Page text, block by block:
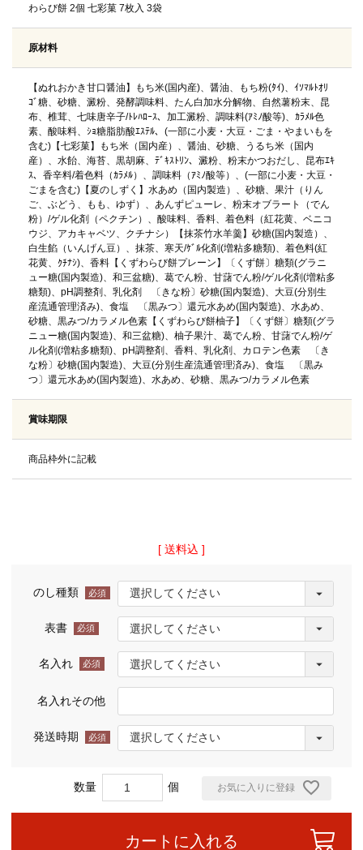
わらび餅 2個 七彩菓 7枚入 3袋
原材料
【ぬれおかき甘口醤油】もち米(国内産)、醤油、もち粉(ﾀｲ)、ｲｿﾏﾙﾄｵﾘ
ｺﾞ糖、砂糖、澱粉、発酵調味料、たん白加水分解物、自然薯粉末、昆
布、椎茸、七味唐辛子/ﾄﾚﾊﾛｰｽ、加工澱粉、調味料(ｱﾐﾉ酸等)、ｶﾗﾒﾙ色
素、酸味料、ｼｮ糖脂肪酸ｴｽﾃﾙ、(一部に小麦・大豆・ごま・やまいもを
含む)【七彩菓】もち米（国内産）、醤油、砂糖、うるち米（国内
産）、水飴、海苔、黒胡麻、ﾃﾞｷｽﾄﾘﾝ、澱粉、粉末かつおだし、昆布ｴｷ
ｽ、香辛料/着色料（ｶﾗﾒﾙ）、調味料（ｱﾐﾉ酸等）、(一部に小麦・大豆・
ごまを含む)【夏のしずく】水あめ（国内製造）、砂糖、果汁（りん
ご、ぶどう、もも、ゆず）、あんずピューレ、粉末オブラート（でん
粉）/ゲル化剤（ペクチン）、酸味料、香料、着色料（紅花黄、ベニコ
ウジ、アカキャベツ、クチナシ）【抹茶竹水羊羹】砂糖(国内製造）、
白生餡（いんげん豆）、抹茶、寒天/ｹﾞﾙ化剤(増粘多糖類)、着色料(紅
花黄、ｸﾁﾅｼ)、香料【くずわらび餅プレーン】〔くず餅〕糖類(グラニ
ュー糖(国内製造)、和三盆糖)、葛でん粉、甘藷でん粉/ゲル化剤(増粘多
糖類)、pH調整剤、乳化剤 〔きな粉〕砂糖(国内製造)、大豆(分別生
産流通管理済み)、食塩 〔黒みつ〕還元水あめ(国内製造)、水あめ、
砂糖、黒みつ/カラメル色素【くずわらび餅柚子】〔くず餅〕糖類(グラ
ニュー糖(国内製造)、和三盆糖)、柚子果汁、葛でん粉、甘藷でん粉/ゲ
ル化剤(増粘多糖類)、pH調整剤、香料、乳化剤、カロテン色素 〔き
な粉〕砂糖(国内製造)、大豆(分別生産流通管理済み)、食塩 〔黒み
つ〕還元水あめ(国内製造)、水あめ、砂糖、黒みつ/カラメル色素
賞味期限
商品枠外に記載
送料込
のし種類
須)
表書
須)
名入れ
須)
名入れその他
発送時期
お気に入りに登録
カートに入れる